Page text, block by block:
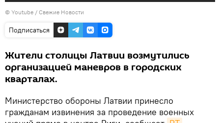
© Youtube / Свежие Новости
Подписаться
Жители столицы Латвии возмутились
организацией маневров в городских
кварталах.
Министерство обороны Латвии принесло
гражданам извинения за проведение военных